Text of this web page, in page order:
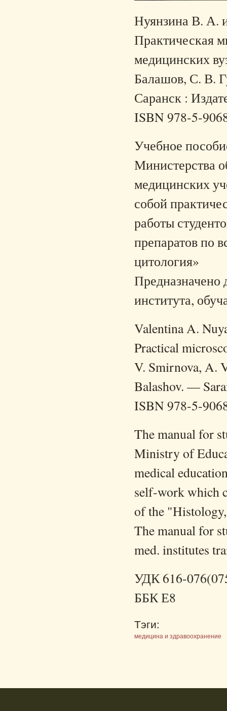
Нуянзина В. А.
Практическая
медицинских
Балашов, С. В.
Саранск :
ISBN 978-5-
Учебное
Министерства
медицинских
собой
работы
препаратов по
цитология»
Предназначено
института,
Valentina A.
Practical
V. Smirnova, A.
Balashov. —
ISBN 978-5-
The manual for
Ministry of
medical
self-work which
of the
The manual for
med. institutes
УДК 616-
ББК Е8
Тэги:
медицина и здравоохранение